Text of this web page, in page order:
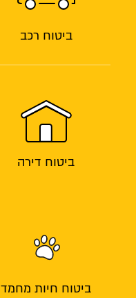
ביטוח רכב
ביטוח דירה
ביטוח חיות מחמד